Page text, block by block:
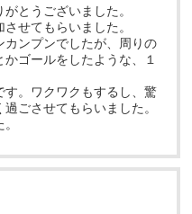
とうございました。
せてもらいました。
カンプンでしたが、周りの
ゴールをしたような、１
す。ワクワクもするし、驚
ごさせてもらいました。